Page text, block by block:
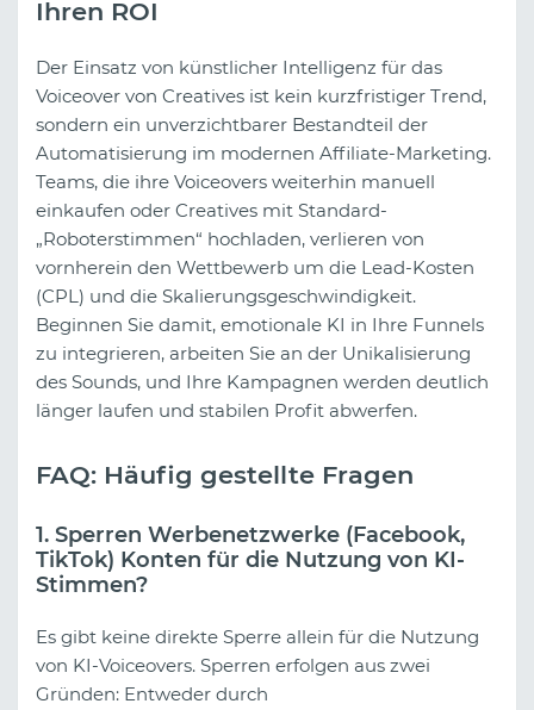
Ihren ROI
Der Einsatz von künstlicher Intelligenz für das
Voiceover von Creatives ist kein kurzfristiger Trend,
sondern ein unverzichtbarer Bestandteil der
Automatisierung im modernen Affiliate-Marketing.
Teams, die ihre Voiceovers weiterhin manuell
einkaufen oder Creatives mit Standard-
„Roboterstimmen“ hochladen, verlieren von
vornherein den Wettbewerb um die Lead-Kosten
(CPL) und die Skalierungsgeschwindigkeit.
Beginnen Sie damit, emotionale KI in Ihre Funnels
zu integrieren, arbeiten Sie an der Unikalisierung
des Sounds, und Ihre Kampagnen werden deutlich
länger laufen und stabilen Profit abwerfen.
FAQ: Häufig gestellte Fragen
1. Sperren Werbenetzwerke (Facebook,
TikTok) Konten für die Nutzung von KI-
Stimmen?
Es gibt keine direkte Sperre allein für die Nutzung
von KI-Voiceovers. Sperren erfolgen aus zwei
Gründen: Entweder durch